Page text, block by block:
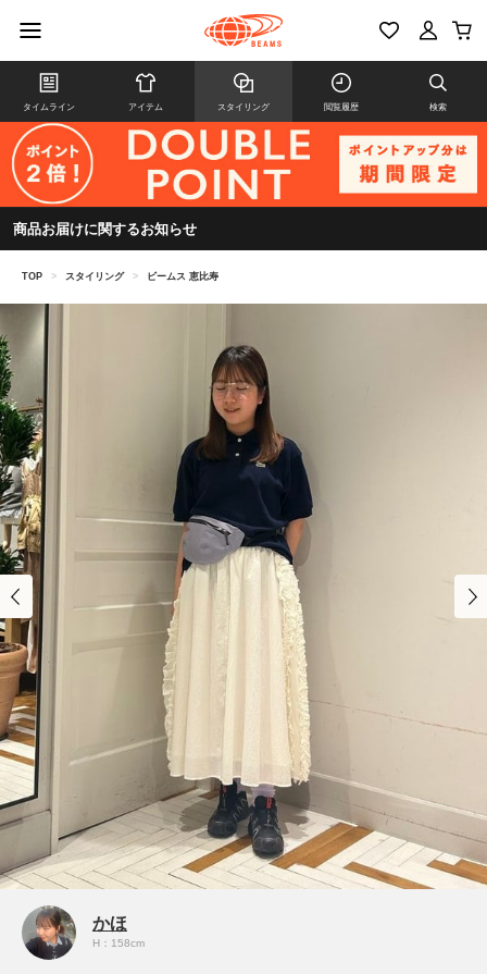
タイムライン アイテム スタイリング 閲覧履歴 検索
商品お届けに関するお知らせ
TOP > スタイリング > ビームス 恵比寿
かほ
H：158cm